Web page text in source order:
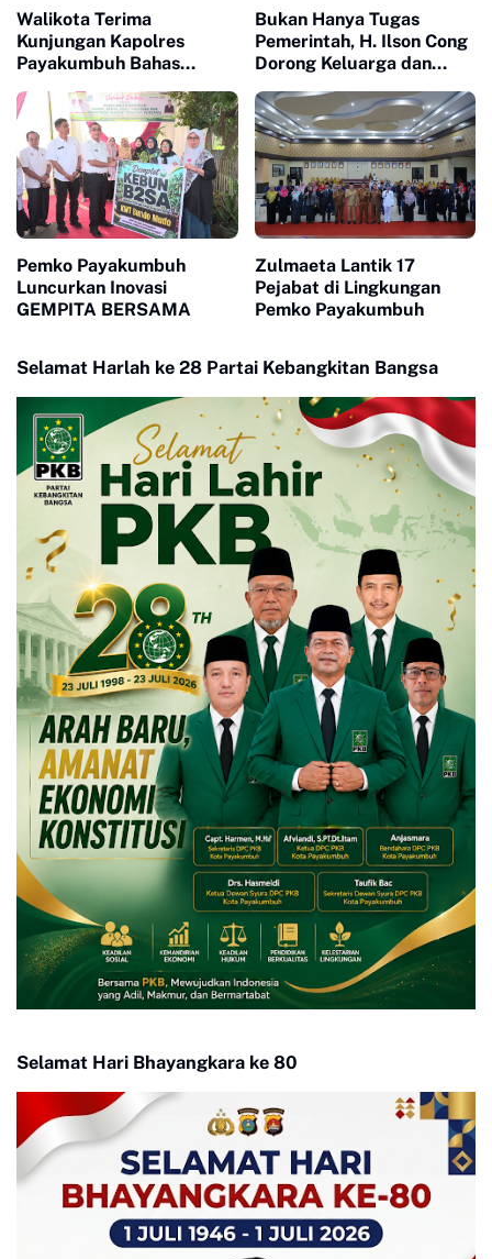
Walikota Terima
Kunjungan Kapolres
Payakumbuh Bahas
Hankamtibmas
Bukan Hanya Tugas
Pemerintah, H. Ilson Cong
Dorong Keluarga dan
Perlindungan Perempuan
dan Anak
Pemko Payakumbuh
Luncurkan Inovasi
GEMPITA BERSAMA
Zulmaeta Lantik 17
Pejabat di Lingkungan
Pemko Payakumbuh
Selamat Harlah ke 28 Partai Kebangkitan Bangsa
Selamat Hari Bhayangkara ke 80